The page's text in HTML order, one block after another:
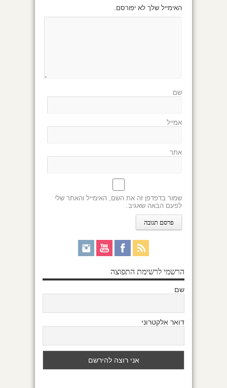
האימייל שלך לא יפורסם.
שם
אמייל
אתר
שמור בדפדפן זה את השם, האימייל והאתר שלי
לפעם הבאה שאגיב.
הרשמי לרשימת התפוצה
שם
דואר אלקטרוני